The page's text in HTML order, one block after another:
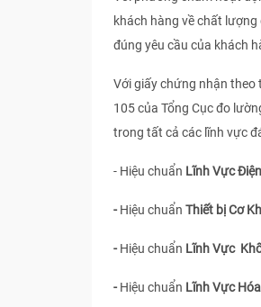
khách hàng về chất
đúng yêu cầu của khách
Với giấy chứng nhận theo
105 của Tổng Cục đo
trong tất cả các lĩnh vực
- Hiệu chuẩn Lĩnh Vực
-Hiệu chuẩn Thiết bị Cơ
-Hiệu chuẩn Lĩnh Vực
-Hiệu chuẩn Lĩnh Vực